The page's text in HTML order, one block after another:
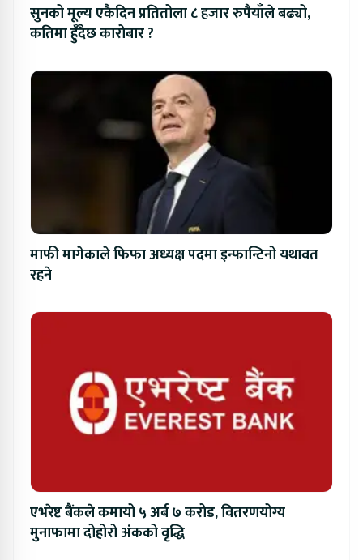
सुनको मूल्य एकैदिन प्रतितोला ८ हजार रुपैयाँले बढ्यो,
कतिमा हुँदैछ कारोबार ?
माफी मागेकाले फिफा अध्यक्ष पदमा इन्फान्टिनो यथावत
रहने
एभरेष्ट बैंकले कमायो ५ अर्ब ७ करोड, वितरणयोग्य
मुनाफामा दोहोरो अंकको वृद्धि